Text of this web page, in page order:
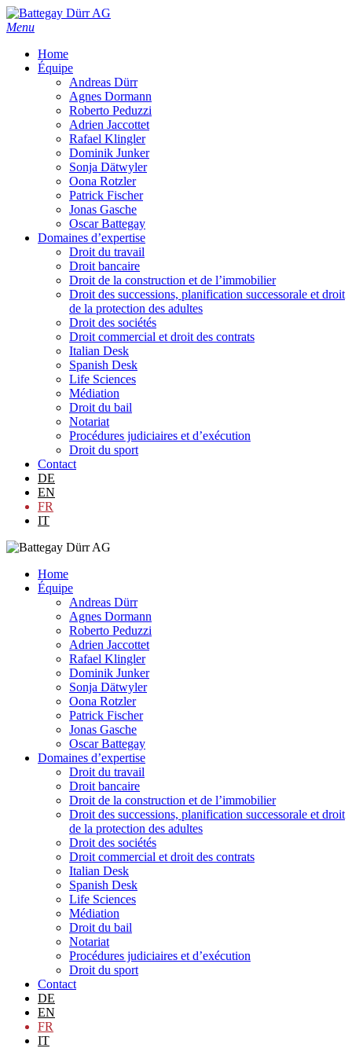
Skip
to
content
Menu
Home
Équipe
Andreas Dürr
Agnes Dormann
Roberto Peduzzi
Adrien Jaccottet
Rafael Klingler
Dominik Junker
Sonja Dätwyler
Oona Rotzler
Patrick Fischer
Jonas Gasche
Oscar Battegay
Domaines d’expertise
Droit du travail
Droit bancaire
Droit de la construction et de l’immobilier
Droit des successions, planification successorale et droit
de la protection des adultes
Droit des sociétés
Droit commercial et droit des contrats
Italian Desk
Spanish Desk
Life Sciences
Médiation
Droit du bail
Notariat
Procédures judiciaires et d’exécution
Droit du sport
Contact
DE
EN
FR
IT
Home
Équipe
Andreas Dürr
Agnes Dormann
Roberto Peduzzi
Adrien Jaccottet
Rafael Klingler
Dominik Junker
Sonja Dätwyler
Oona Rotzler
Patrick Fischer
Jonas Gasche
Oscar Battegay
Domaines d’expertise
Droit du travail
Droit bancaire
Droit de la construction et de l’immobilier
Droit des successions, planification successorale et droit
de la protection des adultes
Droit des sociétés
Droit commercial et droit des contrats
Italian Desk
Spanish Desk
Life Sciences
Médiation
Droit du bail
Notariat
Procédures judiciaires et d’exécution
Droit du sport
Contact
DE
EN
FR
IT